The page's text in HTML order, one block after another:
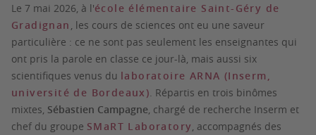
Le 7 mai 2026, à l'école élémentaire Saint-Géry de
Gradignan , les cours de sciences ont eu une saveur
particulière : ce ne sont pas seulement les enseignantes qui
ont pris la parole en classe ce jour-là, mais aussi six
scientifiques venus du laboratoire ARNA (Inserm,
université de Bordeaux) . Répartis en trois binômes
mixtes, Sébastien Campagne , chargé de recherche Inserm et
chef du groupe SMaRT Laboratory , accompagnés des